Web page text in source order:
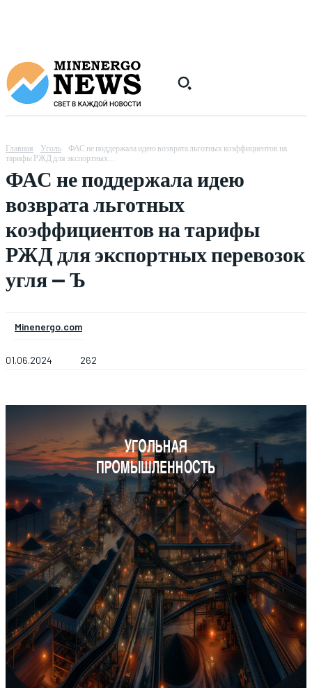
Главная Уголь
ФАС не поддержала идею возврата льготных коэффициентов на
тарифы РЖД для экспортных...
ФАС не поддержала идею
возврата льготных
коэффициентов на тарифы
РЖД для экспортных перевозок
угля — Ъ
Minenergo.com
01.06.2024 262